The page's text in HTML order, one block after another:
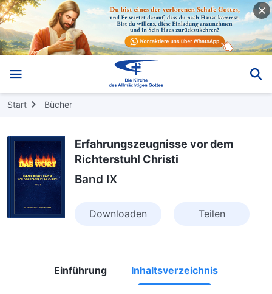
Start Bücher
Erfahrungszeugnisse vor dem
Richterstuhl Christi
Band IX
Downloaden Teilen
Einführung Inhaltsverzeichnis